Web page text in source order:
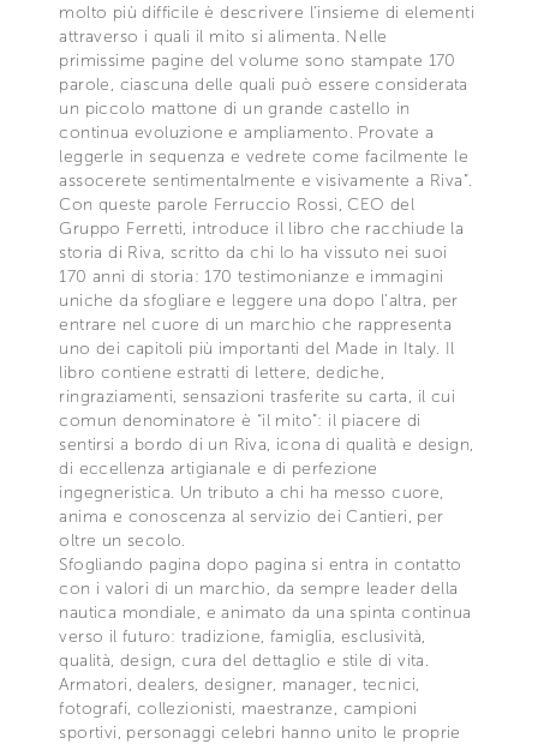
molto più difficile è descrivere l’insieme di elementi
attraverso i quali il mito si alimenta. Nelle
primissime pagine del volume sono stampate 170
parole, ciascuna delle quali può essere considerata
un piccolo mattone di un grande castello in
continua evoluzione e ampliamento. Provate a
leggerle in sequenza e vedrete come facilmente le
assocerete sentimentalmente e visivamente a Riva”.
Con queste parole Ferruccio Rossi, CEO del
Gruppo Ferretti, introduce il libro che racchiude la
storia di Riva, scritto da chi lo ha vissuto nei suoi
170 anni di storia: 170 testimonianze e immagini
uniche da sfogliare e leggere una dopo l’altra, per
entrare nel cuore di un marchio che rappresenta
uno dei capitoli più importanti del Made in Italy. Il
libro contiene estratti di lettere, dediche,
ringraziamenti, sensazioni trasferite su carta, il cui
comun denominatore è “il mito”: il piacere di
sentirsi a bordo di un Riva, icona di qualità e design,
di eccellenza artigianale e di perfezione
ingegneristica. Un tributo a chi ha messo cuore,
anima e conoscenza al servizio dei Cantieri, per
oltre un secolo.
Sfogliando pagina dopo pagina si entra in contatto
con i valori di un marchio, da sempre leader della
nautica mondiale, e animato da una spinta continua
verso il futuro: tradizione, famiglia, esclusività,
qualità, design, cura del dettaglio e stile di vita.
Armatori, dealers, designer, manager, tecnici,
fotografi, collezionisti, maestranze, campioni
sportivi, personaggi celebri hanno unito le proprie